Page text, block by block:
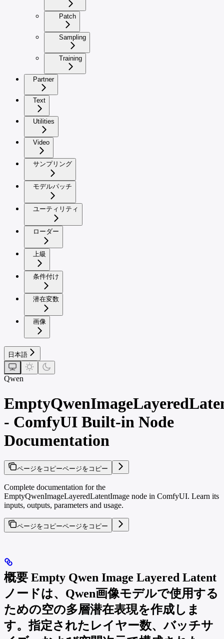
Patch
Sampling
Training
Partner
Text
Utilities
Video
サンプリング
モデルパッチ
ユーティリティ
ローダー
上級
条件付け
潜在変数
画像
日本語
Qwen
- ComfyUI Built-in Node
Documentation
ページをコピーページをコピー
Complete documentation for the
EmptyQwenImageLayeredLatentImage node in ComfyUI. Learn its
inputs, outputs, parameters and usage.
ページをコピーページをコピー
概要 Empty Qwen Image Layered Latent
ノードは、Qwen画像モデルで使用する
ための空の多層潜在表現を作成しま
す。指定されたレイヤー数、バッチサ